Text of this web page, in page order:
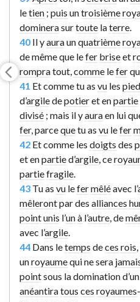
letien ; puis untroisième
dominerasurtoute laterre
40 Il yauraunquatrième
de même que lefer briseet
rompratout, comme lefer
41 Et comme tu as vu les
d’argiledepotieret enpartie
divisé ; mais il yauraen lui
fer, parcequetu as vu lefer
42 Et comme les doigts des
et enpartied’argile , ce
partiefragile
43 Tu as vu lefermêléavec l’
mêlerontpar des alliances
pointunis l’unà l’autre , de
avec l’argile
44 Dans letemps deces rois
unroyaumequi ne sera
pointsous la domination d’un
anéantiratous ces royaumes